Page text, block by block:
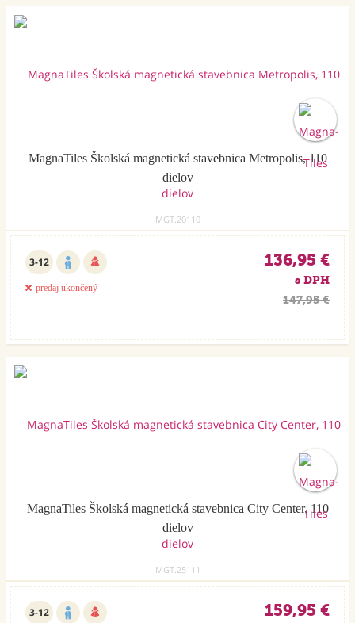
MagnaTiles Školská magnetická stavebnica Metropolis, 110
dielov
MGT.20110
3-12
predaj ukončený
136,95 €
s DPH
147,95 €
MagnaTiles Školská magnetická stavebnica City Center, 110
dielov
MGT.25111
3-12 159,95 €